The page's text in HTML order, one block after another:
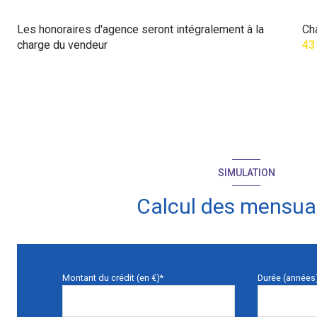
Les honoraires d'agence seront intégralement à la
charge du vendeur
43
SIMULATION
Calcul des
Montant du crédit (en €)* Durée